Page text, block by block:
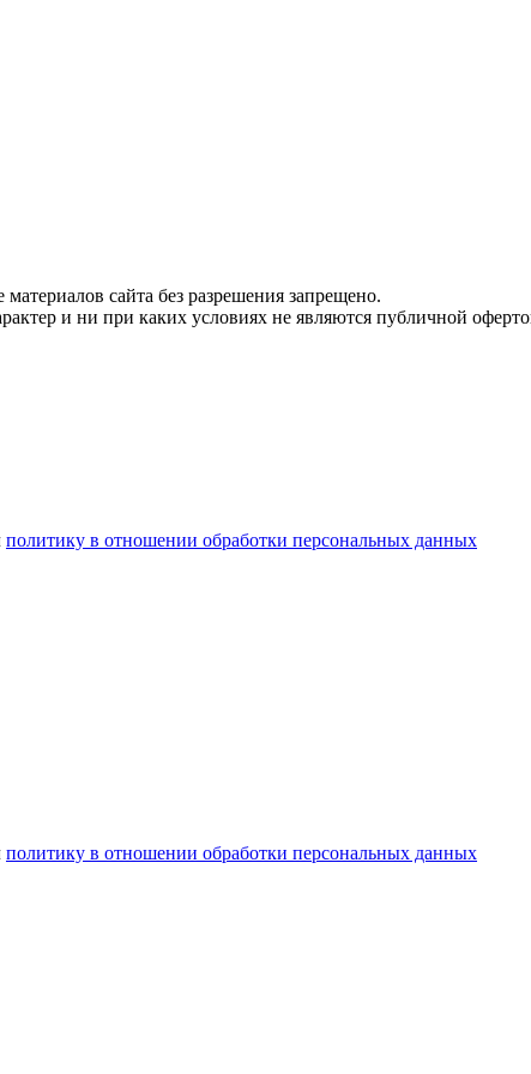
сайта без разрешения запрещено.
и ни при каких условиях не являются публичной
политику в отношении обработки персональных данных
политику в отношении обработки персональных данных